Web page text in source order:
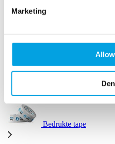
Marketing
Schuimbuffers
SizzlePak
Afzetlint
Automatische tape
Bedrukte tape